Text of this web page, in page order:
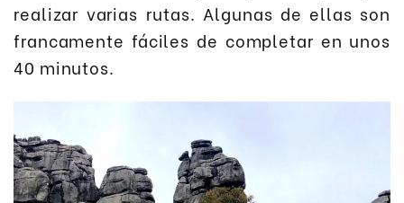
realizar varias rutas. Algunas de ellas son
francamente fáciles de completar en unos
40 minutos.